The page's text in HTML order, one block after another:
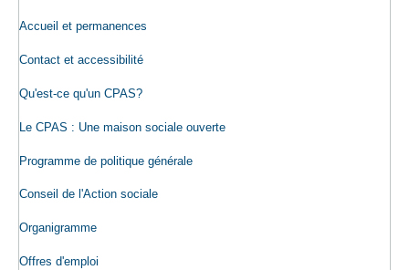
Accueil et permanences
Contact et accessibilité
Qu'est-ce qu'un CPAS?
Le CPAS : Une maison sociale ouverte
Programme de politique générale
Conseil de l'Action sociale
Organigramme
Offres d'emploi